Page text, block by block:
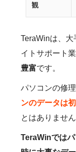
観
TeraWinは、
イトサポート
豊富です。
パソコンの修
ンのデータは
とはありませ
TeraWinでは